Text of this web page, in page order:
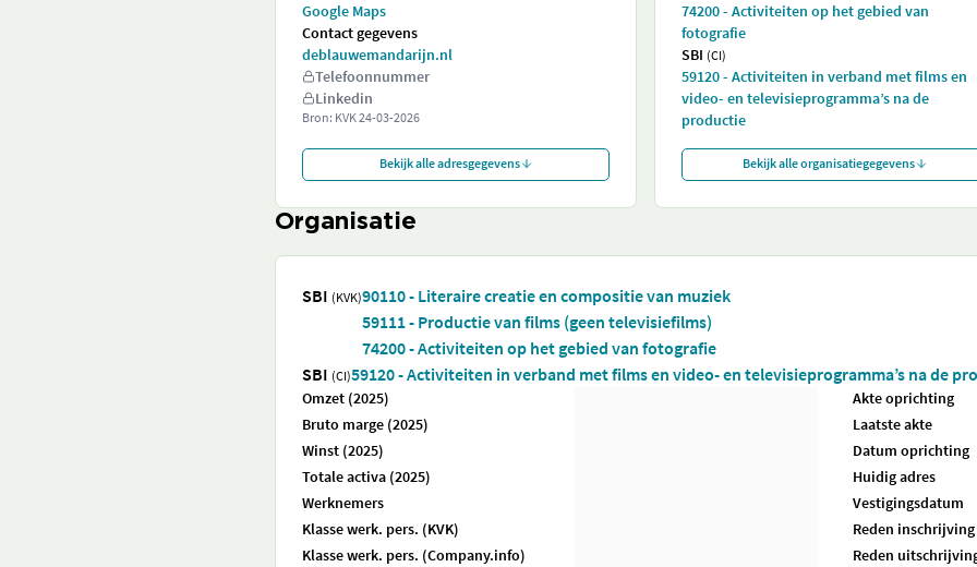
Google Maps
Contact gegevens
deblauwemandarijn.nl
Telefoonnummer
Linkedin
Bron: KVK24-03-2026
Bekijk alle adresgegevens
74200 - Activiteiten op het gebied van
fotografie
SBI (CI)
59120 - Activiteiten in verband met films en
video- en televisieprogramma’s na de
productie
Bekijk alle organisatiegegevens
Organisatie
SBI (KVK)90110 - Literaire creatie en compositie van muziek
59111 - Productie van films (geen televisiefilms)
74200 - Activiteiten op het gebied van fotografie
SBI (CI)59120 - Activiteiten in verband met films en video- en televisieprogramma’s na de
Omzet (2025)
Bruto marge (2025)
Winst (2025)
Totale activa (2025)
Werknemers
Klasse werk. pers. (KVK)
Klasse werk. pers. (Company.info)
Akte oprichting
Laatste akte
Datum oprichting
Huidig adres
Vestigingsdatum
Reden inschrijving
Reden